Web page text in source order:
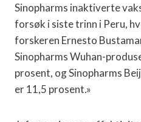
Sinopharms inaktiverte
forsøk i siste trinn i Peru,
forskeren Ernesto
Sinopharms Wuhan-
prosent, og Sinopharms
er 11,5 prosent.»